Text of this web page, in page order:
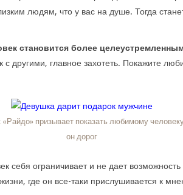
людям, что у вас на душе. Тогда
становится более
другими, главное захотеть. Покажите
«Райдо» призывает показать любимому
он дорог
себя ограничивает и не дает
где он все-таки прислушивается к